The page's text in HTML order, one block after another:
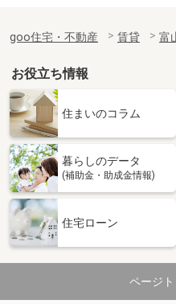
goo住宅・不動産 賃貸 富
お役立ち情報
住まいのコラム
暮らしのデータ
(補助金・助成金情報)
住宅ローン
ページ